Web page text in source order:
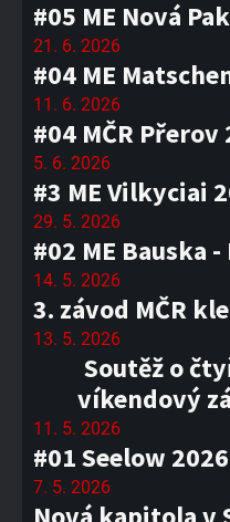
#05 ME Nová
21. 6. 2026
#04 ME
11. 6. 2026
#04 MČR Přerov
5. 6. 2026
#3 ME Vilkyciai
29. 5. 2026
#02 ME Bauska
14. 5. 2026
3. závod MČR
13. 5. 2026
Soutěž o
víkendový
11. 5. 2026
#01 Seelow 2026
7. 5. 2026